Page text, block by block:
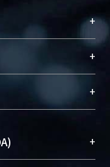
+
永久珍藏及向國際
能量，圖書館整合
）不同功能平
。期能整合研
researcher
+
+
+